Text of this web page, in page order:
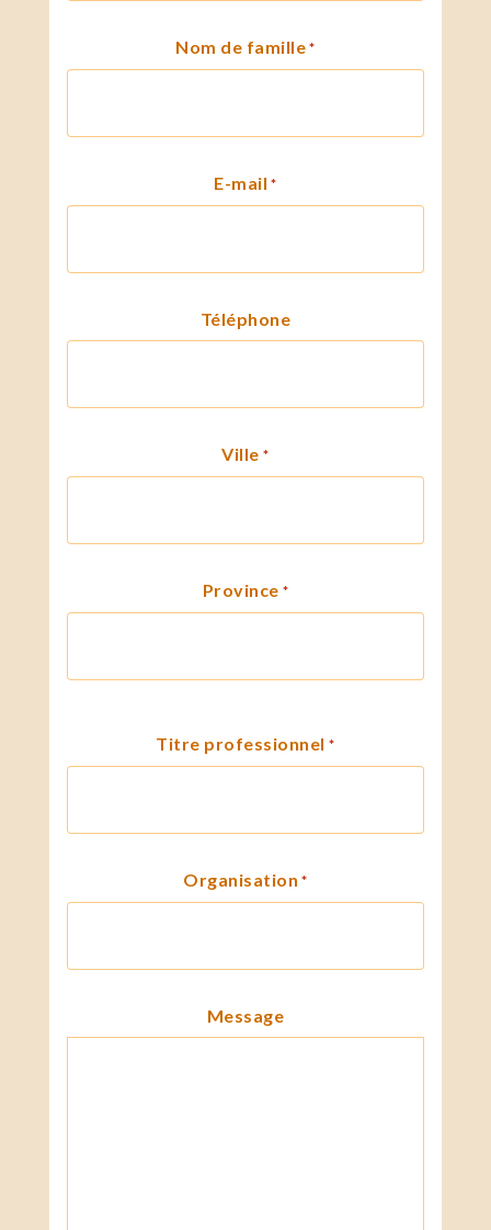
Nom de famille *
E-mail *
Téléphone
Ville *
Province *
Titre professionnel *
Organisation *
Message